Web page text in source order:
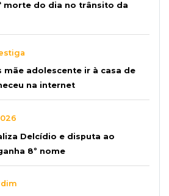
morte do dia no trânsito da
mãe adolescente ir à casa de
na internet
Delcídio e disputa ao
8º nome